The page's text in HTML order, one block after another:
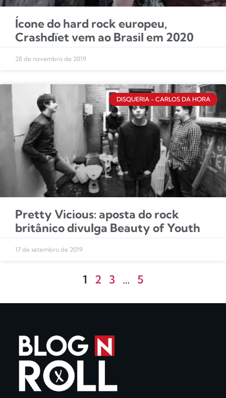
Ícone do hard rock europeu,
Crashdïet vem ao Brasil em 2020
28 de novembro de 2019
DISQUERIA - CARLOS DA HORA
Pretty Vicious: aposta do rock
britânico divulga Beauty of Youth
17 de setembro de 2019
1 2 3 … 5